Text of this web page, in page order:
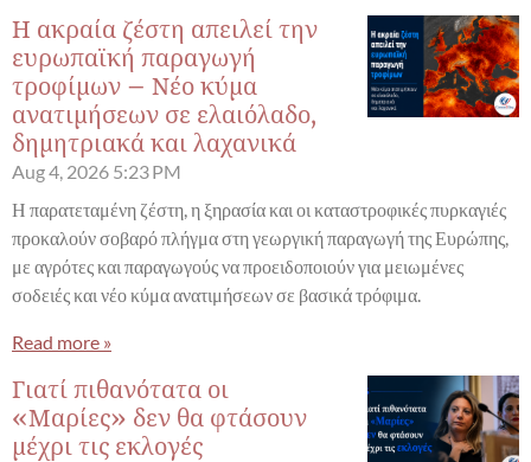
Η ακραία ζέστη απειλεί την
ευρωπαϊκή παραγωγή
τροφίμων – Νέο κύμα
ανατιμήσεων σε ελαιόλαδο,
δημητριακά και λαχανικά
Aug 4, 2026 5:23 PM
Η παρατεταμένη ζέστη, η ξηρασία και οι καταστροφικές πυρκαγιές
προκαλούν σοβαρό πλήγμα στη γεωργική παραγωγή της Ευρώπης,
με αγρότες και παραγωγούς να προειδοποιούν για μειωμένες
σοδειές και νέο κύμα ανατιμήσεων σε βασικά τρόφιμα.
Read more »
Γιατί πιθανότατα οι
«Μαρίες» δεν θα φτάσουν
μέχρι τις εκλογές